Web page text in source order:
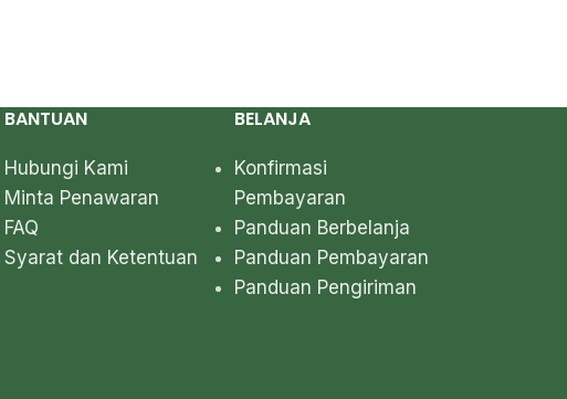
BANTUAN
Hubungi Kami
Minta Penawaran
FAQ
Syarat dan Ketentuan
BELANJA
Konfirmasi
Pembayaran
Panduan Berbelanja
Panduan Pembayaran
Panduan Pengiriman